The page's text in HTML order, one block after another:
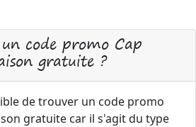
code promo Cap
gratuite ?
de trouver un code promo
gratuite car il s'agit du type